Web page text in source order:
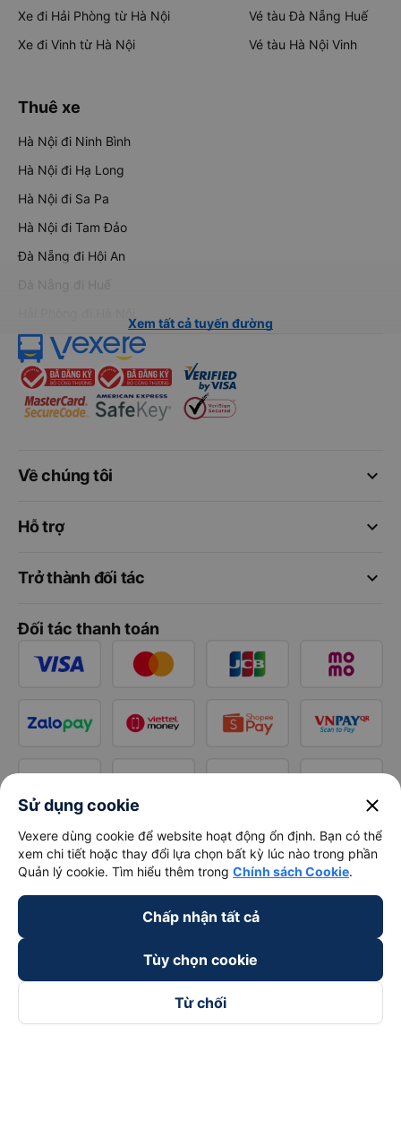
Xe đi Hải Phòng từ Hà Nội
Xe đi Vinh từ Hà Nội
Vé tàu Đà Nẵng Huế
Vé tàu Hà Nội Vinh
Thuê xe
Hà Nội đi Ninh Bình
Hà Nội đi Hạ Long
Hà Nội đi Sa Pa
Hà Nội đi Tam Đảo
Đà Nẵng đi Hội An
Đà Nẵng đi Huế
Xem tất cả tuyến đường
keyboard_arrow_down
Về chúng tôi
keyboard_arrow_down
Hỗ trợ
keyboard_arrow_down
Trở thành đối tác
Đối tác thanh toán
Sử dụng cookie close
Vexere dùng cookie để website hoạt động ổn định. Bạn có thể
xem chi tiết hoặc thay đổi lựa chọn bất kỳ lúc nào trong phần
Quản lý cookie. Tìm hiểu thêm trong Chính sách Cookie.
Chấp nhận tất cả
Tùy chọn cookie
Từ chối